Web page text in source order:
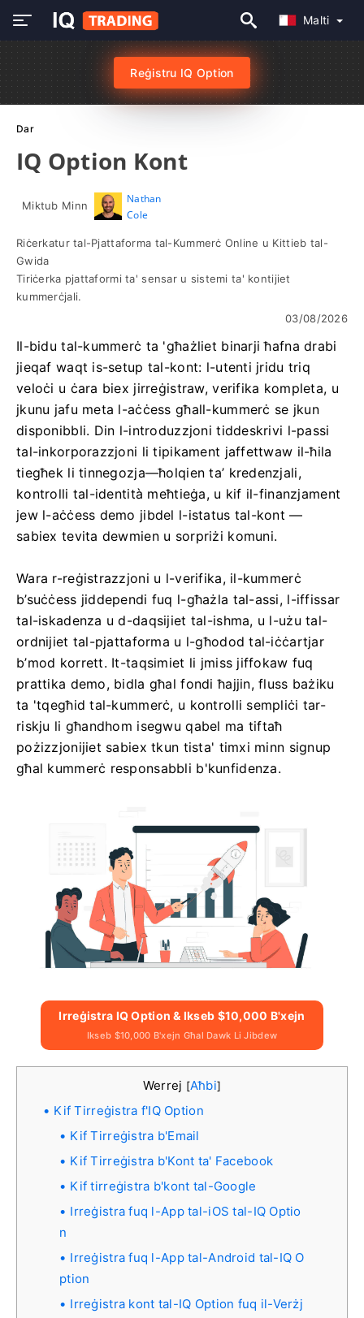
Malti
Reġistru IQ Option
Dar
IQ Option Kont
Miktub Minn
Nathan
Cole
Riċerkatur tal-Pjattaforma tal-Kummerċ Online u Kittieb tal-
Gwida
Tiriċerka pjattaformi ta' sensar u sistemi ta' kontijiet
kummerċjali.
03/08/2026
Il-bidu tal-kummerċ ta 'għażliet binarji ħafna drabi
jieqaf waqt is-setup tal-kont: l-utenti jridu triq
veloċi u ċara biex jirreġistraw, verifika kompleta, u
jkunu jafu meta l-aċċess għall-kummerċ se jkun
disponibbli. Din l-introduzzjoni tiddeskrivi l-passi
tal-inkorporazzjoni li tipikament jaffettwaw il-ħila
tiegħek li tinnegozja—ħolqien ta’ kredenzjali,
kontrolli tal-identità meħtieġa, u kif il-finanzjament
jew l-aċċess demo jibdel l-istatus tal-kont —
sabiex tevita dewmien u sorpriżi komuni.
Wara r-reġistrazzjoni u l-verifika, il-kummerċ
b’suċċess jiddependi fuq l-għażla tal-assi, l-iffissar
tal-iskadenza u d-daqsijiet tal-ishma, u l-użu tal-
ordnijiet tal-pjattaforma u l-għodod tal-iċċartjar
b’mod korrett. It-taqsimiet li jmiss jiffokaw fuq
prattika demo, bidla għal fondi ħajjin, fluss bażiku
ta 'tqegħid tal-kummerċ, u kontrolli sempliċi tar-
riskju li għandhom isegwu qabel ma tiftaħ
pożizzjonijiet sabiex tkun tista' timxi minn signup
għal kummerċ responsabbli b'kunfidenza.
Irreġistra IQ Option & Ikseb $10,000 B'xejn
Ikseb $10,000 B'xejn Għal Dawk Li Jibdew
Werrej [Aħbi]
Kif Tirreġistra f'IQ Option
Kif Tirreġistra b'Email
Kif Tirreġistra b'Kont ta' Facebook
Kif tirreġistra b'kont tal-Google
Irreġistra fuq l-App tal-iOS tal-IQ Optio
n
Irreġistra fuq l-App tal-Android tal-IQ O
ption
Irreġistra kont tal-IQ Option fuq il-Verżj